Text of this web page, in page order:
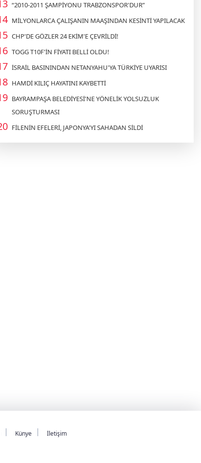
“2010-2011 ŞAMPİYONU TRABZONSPOR'DUR”
MİLYONLARCA ÇALIŞANIN MAAŞINDAN KESİNTİ YAPILACAK
CHP'DE GÖZLER 24 EKİM'E ÇEVRİLDİ!
TOGG T10F'İN FİYATI BELLİ OLDU!
İSRAİL BASININDAN NETANYAHU'YA TÜRKİYE UYARISI
HAMDİ KILIÇ HAYATINI KAYBETTİ
BAYRAMPAŞA BELEDİYESİ'NE YÖNELİK YOLSUZLUK
SORUŞTURMASI
FİLENİN EFELERİ, JAPONYA'YI SAHADAN SİLDİ
Künye İletişim